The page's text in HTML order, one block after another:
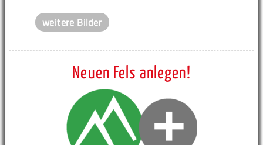
weitere Bilder
Neuen Fels anlegen!